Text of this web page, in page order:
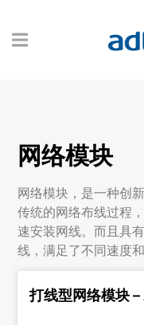
网络模块
网络模块，是一种创
传统的网络布线过程
速安装网线。而且具
线，满足了不同速度
打线型网络模块